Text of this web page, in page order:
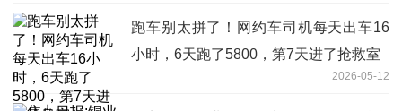
跑车别太拼了！网约车司机每天出车16
小时，6天跑了5800，第7天进了抢救室
2026-05-12